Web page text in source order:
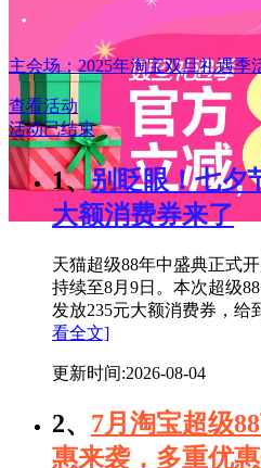
主会场：2025年淘宝双旦礼遇
查看活动
活动已结束
1、 别眨眼！七夕
大额消费券来了
天猫超级88年中盛典正式
持续至8月9日。本次超级
发放235元大额消费券，给
看全文]
更新时间:2026-08-04
2、 7月淘宝超级
惠来袭，多重优